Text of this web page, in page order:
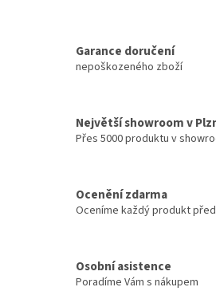
Garance doručení
nepoškozeného zboží
Největší showroom v
Přes 5000 produktu v
Ocenění zdarma
Oceníme každý produkt
Osobní asistence
Poradíme Vám s nákupem